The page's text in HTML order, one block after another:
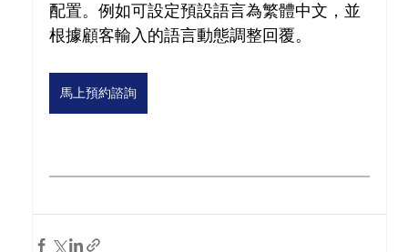
配置。例如可設定預設語言為繁體中文，並
根據顧客輸入的語言動態調整回覆。
馬上預約諮詢